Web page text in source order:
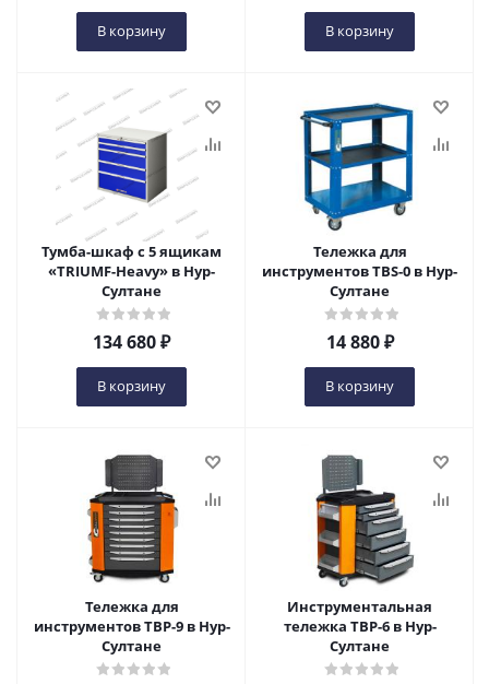
В корзину В корзину
Тумба-шкаф с 5 ящикам
«TRIUMF-Heavy» в Нур-
Султане
134 680₽
В корзину
Тележка для
инструментов TBS-0 в Нур-
Султане
14 880₽
В корзину
Тележка для
инструментов TBP-9 в Нур-
Султане
Инструментальная
тележка TBP-6 в Нур-
Султане